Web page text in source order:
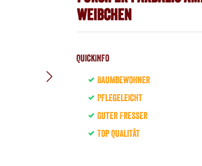
Weibchen
QuickInfo
Baumbewohner
Pflegeleicht
Guter Fresser
Top Qualität